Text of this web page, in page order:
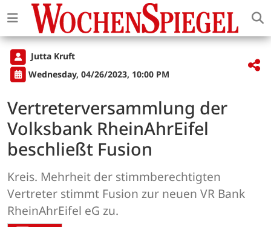
Jutta Kruft
Wednesday, 04/26/2023, 10:00 PM
Vertreterversammlung der
Volksbank RheinAhrEifel
beschließt Fusion
Kreis. Mehrheit der stimmberechtigten
Vertreter stimmt Fusion zur neuen VR Bank
RheinAhrEifel eG zu.